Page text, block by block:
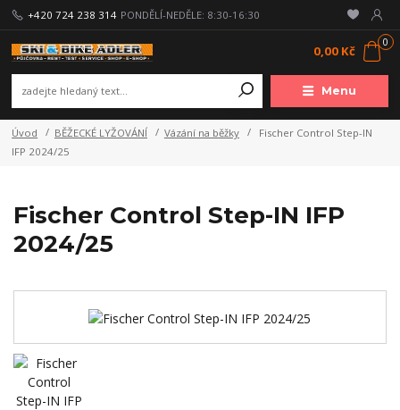
Menu
+420 724 238 314 PONDĚLÍ-NEDĚLE: 8:30-16:30
0
0,00 Kč
Úvod BĚŽECKÉ LYŽOVÁNÍ Vázání na běžky
Fischer Control Step-IN
IFP 2024/25
Fischer Control Step-IN IFP
2024/25